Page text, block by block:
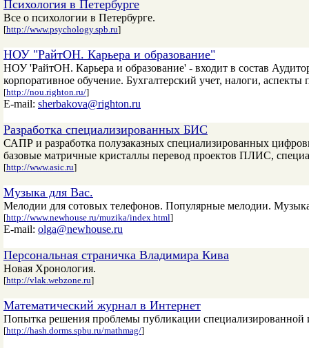
Психология в Петербурге
Все о психологии в Петербурге.
[http://www.psychology.spb.ru]
НОУ "РайтОН. Карьера и образование"
НОУ 'РайтОН. Карьера и образование' - входит в состав
корпоративное обучение. Бухгалтерский учет, налоги,
[http://nou.righton.ru/]
E-mail: sherbakova@righton.ru
Разработка специализированных БИС
САПР и разработка полузаказных специализированных
базовые матричные кристаллы перевод проектов ПЛИС,
[http://www.asic.ru]
Музыка для Вас.
Мелодии для сотовых телефонов. Популярные мелодии.
[http://www.newhouse.ru/muzika/index.html]
E-mail: olga@newhouse.ru
Персональная страничка Владимира Кива
Новая Хронология.
[http://vlak.webzone.ru]
Математический журнал в Интернет
Попытка решения проблемы публикации
[http://hash.dorms.spbu.ru/mathmag/]